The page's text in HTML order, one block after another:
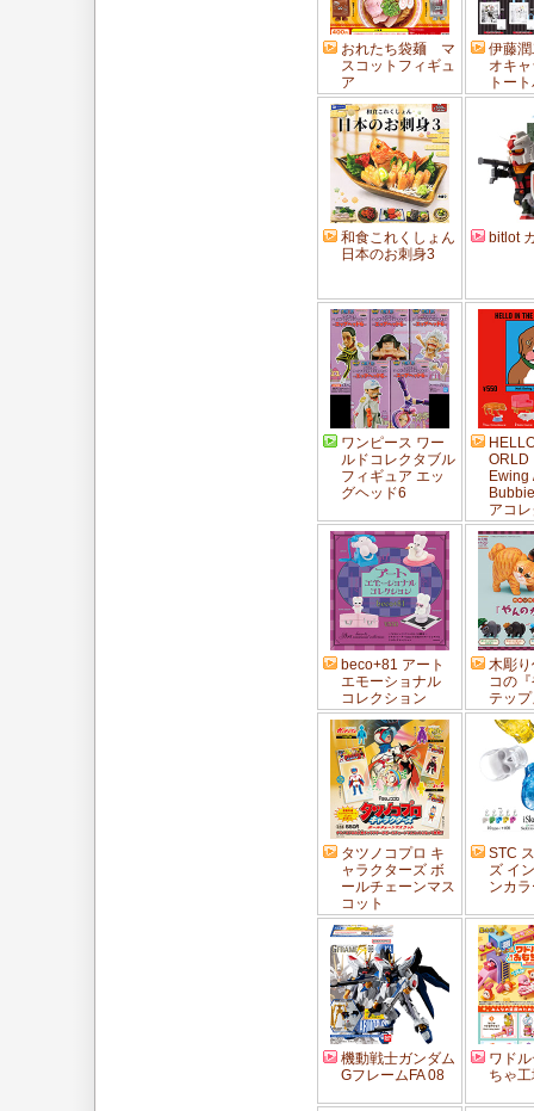
おれたち袋麺 マ
スコットフィギュ
ア
伊藤
オキ
トー
和食これくしょん
日本のお刺身3
bitlot
ワンピース ワー
ルドコレクタブル
フィギュア エッ
グヘッド6
ORLD
Ewing
アコ
beco+81 アート
エモーショナル
コレクション
木彫
コの
テッ
タツノコプロ キ
ャラクターズ ボ
ールチェーンマス
コット
STC
ズ イ
ンカ
機動戦士ガンダム
GフレームFA 08
ワド
ちゃ